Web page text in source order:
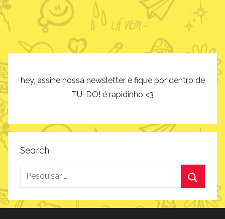
hey, assine nossa newsletter e fique por dentro de
TU-DO! é rapidinho <3
Search
Pesquisar
Procurar